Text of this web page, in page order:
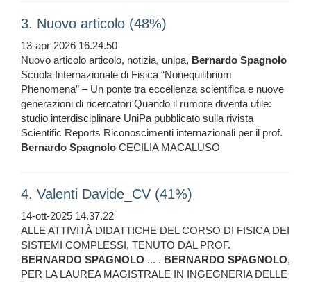
3. Nuovo articolo (48%)
13-apr-2026 16.24.50
Nuovo articolo articolo, notizia, unipa, Bernardo Spagnolo
Scuola Internazionale di Fisica “Nonequilibrium
Phenomena” – Un ponte tra eccellenza scientifica e nuove
generazioni di ricercatori Quando il rumore diventa utile:
studio interdisciplinare UniPa pubblicato sulla rivista
Scientific Reports Riconoscimenti internazionali per il prof.
Bernardo Spagnolo CECILIA MACALUSO
4. Valenti Davide_CV (41%)
14-ott-2025 14.37.22
ALLE ATTIVITÀ DIDATTICHE DEL CORSO DI FISICA DEI
SISTEMI COMPLESSI, TENUTO DAL PROF.
BERNARDO SPAGNOLO ... . BERNARDO SPAGNOLO,
PER LA LAUREA MAGISTRALE IN INGEGNERIA DELLE